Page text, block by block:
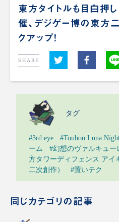
東方タイトルも目白押し
催、デジゲー博の東方
クアップ！
SHARE
タグ
#3rd eye #Touhou Luna
ーム
#幻想のヴァルキュー
方タワーディフェンス アイ
二次創作）
#置いテク
同じカテゴリの記事